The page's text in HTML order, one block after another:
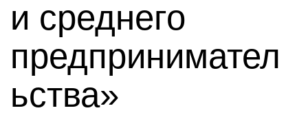
и среднего
предпринимател
ьства»